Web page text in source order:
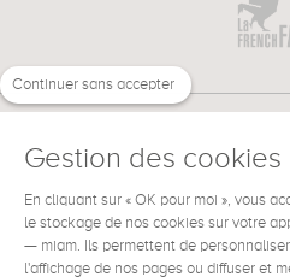
BESOIN D'AIDE ?
Continuer sans accepter
Gestion des cookies
En cliquant sur « OK pour moi », vous
le stockage de nos cookies sur votre
— miam. Ils permettent de personnaliser
l'affichage de nos pages ou diffuser et